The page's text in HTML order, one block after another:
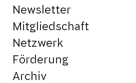
Newsletter
Mitgliedschaft
Netzwerk
Förderung
Archiv